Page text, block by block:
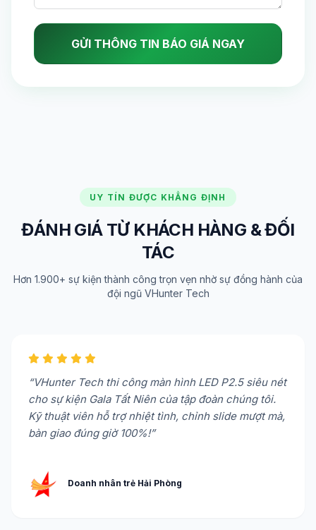
GỬI THÔNG TIN BÁO GIÁ NGAY
UY TÍN ĐƯỢC KHẲNG ĐỊNH
ĐÁNH GIÁ TỪ KHÁCH HÀNG & ĐỐI
TÁC
Hơn 1.900+ sự kiện thành công trọn vẹn nhờ sự đồng hành của
đội ngũ VHunter Tech
“VHunter Tech thi công màn hình LED P2.5 siêu nét
cho sự kiện Gala Tất Niên của tập đoàn chúng tôi.
Kỹ thuật viên hỗ trợ nhiệt tình, chỉnh slide mượt mà,
bàn giao đúng giờ 100%!”
Doanh nhân trẻ Hải Phòng